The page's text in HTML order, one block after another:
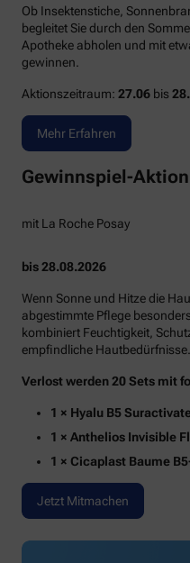
Ob Insektenstiche,
begleitet Sie durch den
Apotheke abholen und mit
gewinnen.
Aktionszeitraum: 27.06 bis
Mehr Erfahren
Gewinnspiel-Aktion
mit La Roche Posay
bis 28.08.2026
Wenn Sonne und Hitze die
abgestimmte Pflege
kombiniert Feuchtigkeit,
empfindliche Hautbedürfnisse.
Verlost werden 20 Sets mit
1 × Hyalu B5
1 × Anthelios Invisible
1 × Cicaplast Baume
Jetzt Mitmachen